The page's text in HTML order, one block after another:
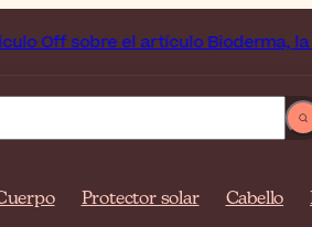
el artículo Bioderma, la marca del
Protector solar Cabello